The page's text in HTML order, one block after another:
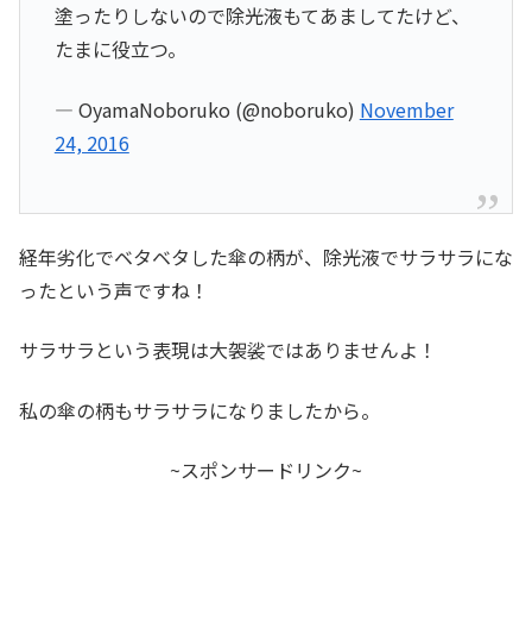
塗ったりしないので除光液もてあましてたけど、
たまに役立つ。
— OyamaNoboruko (@noboruko) November
24, 2016
経年劣化でベタベタした傘の柄が、除光液でサラサラにな
ったという声ですね！
サラサラという表現は大袈裟ではありませんよ！
私の傘の柄もサラサラになりましたから。
~スポンサードリンク~